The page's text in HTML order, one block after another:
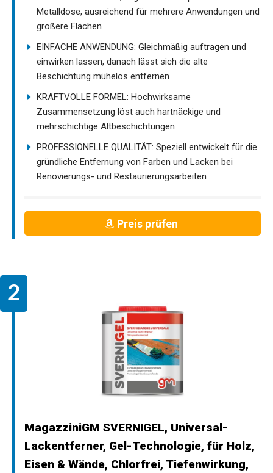
Metalldose, ausreichend für mehrere Anwendungen und
größere Flächen
EINFACHE ANWENDUNG: Gleichmäßig auftragen und
einwirken lassen, danach lässt sich die alte
Beschichtung mühelos entfernen
KRAFTVOLLE FORMEL: Hochwirksame
Zusammensetzung löst auch hartnäckige und
mehrschichtige Altbeschichtungen
PROFESSIONELLE QUALITÄT: Speziell entwickelt für die
gründliche Entfernung von Farben und Lacken bei
Renovierungs- und Restaurierungsarbeiten
Preis prüfen
MagazziniGM SVERNIGEL, Universal-
Lackentferner, Gel-Technologie, für Holz,
Eisen & Wände, Chlorfrei, Tiefenwirkung,